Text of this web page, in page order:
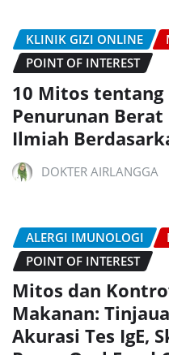
KLINIK GIZI ONLINE
POINT OF INTEREST
10 Mitos tentang
Penurunan
Ilmiah
DOKTER AIRLANGGA
ALERGI IMUNOLOGI
POINT OF INTEREST
Mitos dan
Makanan:
Akurasi Tes IgE,